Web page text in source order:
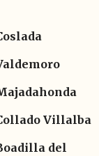
Villalba
del